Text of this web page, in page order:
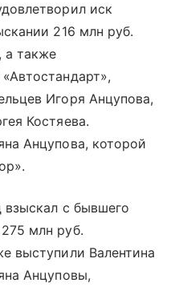
иск
216 млн руб.
а также
Игоря Анцупова,
Костяева.
Анцупова, которой
с бывшего
млн руб.
выступили Валентина
Анцуповы,